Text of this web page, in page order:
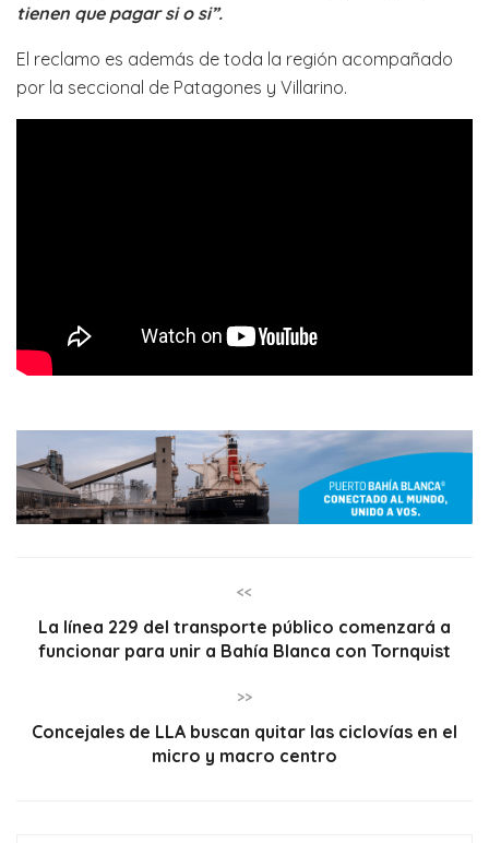
tienen que pagar si o si”.
El reclamo es además de toda la región acompañado
por la seccional de Patagones y Villarino.
<<
La línea 229 del transporte público comenzará a
funcionar para unir a Bahía Blanca con Tornquist
>>
Concejales de LLA buscan quitar las ciclovías en el
micro y macro centro